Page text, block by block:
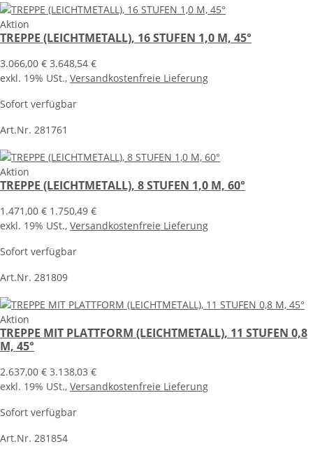
Aktion
TREPPE (LEICHTMETALL), 16 STUFEN 1,0 M, 45°
3.066,00 € 3.648,54 €
exkl. 19% USt., Versandkostenfreie Lieferung
Sofort verfügbar
Art.Nr. 281761
Aktion
TREPPE (LEICHTMETALL), 8 STUFEN 1,0 M, 60°
1.471,00 € 1.750,49 €
exkl. 19% USt., Versandkostenfreie Lieferung
Sofort verfügbar
Art.Nr. 281809
Aktion
TREPPE MIT PLATTFORM (LEICHTMETALL), 11 STUFEN 0,8
M, 45°
2.637,00 € 3.138,03 €
exkl. 19% USt., Versandkostenfreie Lieferung
Sofort verfügbar
Art.Nr. 281854